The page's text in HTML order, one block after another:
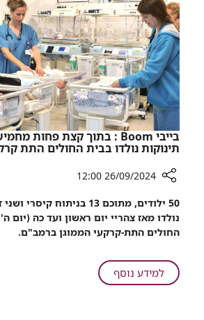
של
רמב"ם
תינוקות נולדו בבית החולים התת
שיתוף
בייבי
Boom
בתוך
קצת
26/09/2024 12:00
50 ילודים, מתוכם 13 בניתוח
החולים התת-קרקעי הממוגן ברמב"ם.
למידע נוסףעל
בייבי